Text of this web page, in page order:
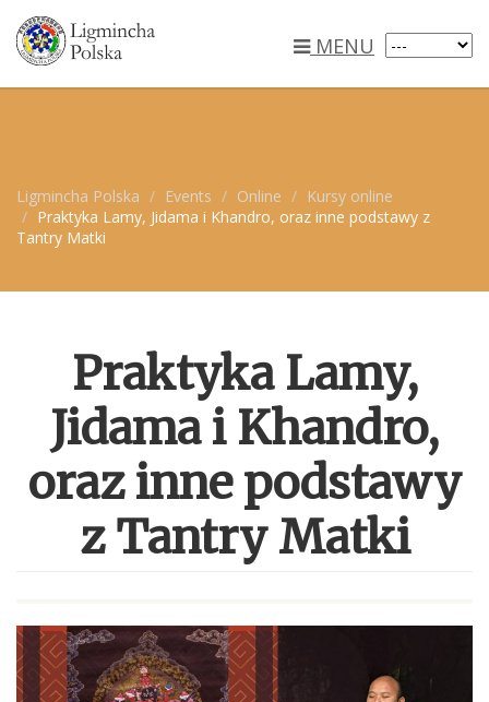
MENU
Ligmincha Polska Events Online
Kursy online
Praktyka Lamy, Jidama i Khandro, oraz inne podstawy z
Tantry Matki
Praktyka Lamy,
Jidama i Khandro,
oraz inne podstawy
z Tantry Matki